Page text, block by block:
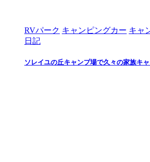
RVパーク キャンピングカー キャ
日記
ソレイユの丘キャンプ場で久々の家族キ